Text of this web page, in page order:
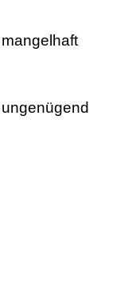
mangelhaft
ungenügend